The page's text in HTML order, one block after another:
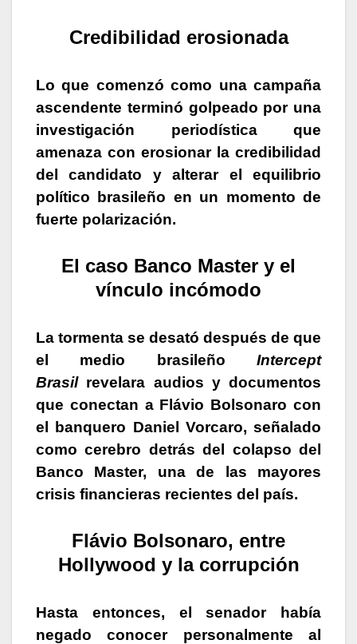
Credibilidad erosionada
Lo que comenzó como una campaña
ascendente terminó golpeado por una
investigación periodística que
amenaza con erosionar la credibilidad
del candidato y alterar el equilibrio
político brasileño en un momento de
fuerte polarización.
El caso Banco Master y el
vínculo incómodo
La tormenta se desató después de que
el medio brasileño Intercept
Brasilrevelara audios y documentos
que conectan a Flávio Bolsonaro con
el banquero Daniel Vorcaro, señalado
como cerebro detrás del colapso del
Banco Master, una de las mayores
crisis financieras recientes del país.
Flávio Bolsonaro, entre
Hollywood y la corrupción
Hasta entonces, el senador había
negado conocer personalmente al